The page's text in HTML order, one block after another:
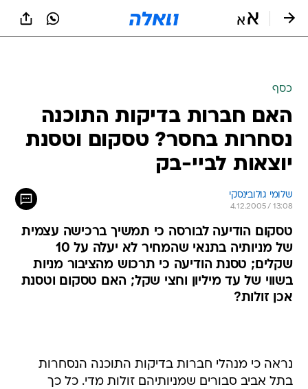
כסף
האם חברות בדיקות התוכנה
נסחרות בחסר? טסקום וטסנת
יוצאות לביי-בק
שלומי גולובינסקי
4.12.2005 / 13:08
טסקום הודיעה לבורסה כי תמשיך ברכישה עצמית
של מניותיה בתנאי שהמחיר לא יעלה על 10
שקלים; טסנת הודיעה כי תרכוש מהציבור מניות
בשווי של עד מיליון וחצי שקל; האם טסקום וטסנת
אכן זולות?
נראה כי מנהלי חברות בדיקות התוכנה הנסחרות
בתל אביב סבורים שמניותיהם זולות מדי. כל כך